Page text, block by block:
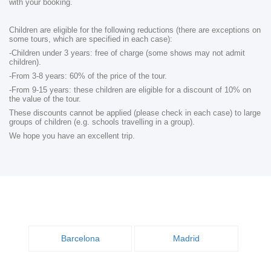
with your booking.
Children are eligible for the following reductions (there are exceptions on
some tours, which are specified in each case):
-Children under 3 years: free of charge (some shows may not admit
children).
-From 3-8 years: 60% of the price of the tour.
-From 9-15 years: these children are eligible for a discount of 10% on
the value of the tour.
These discounts cannot be applied (please check in each case) to large
groups of children (e.g. schools travelling in a group).
We hope you have an excellent trip.
Barcelona Madrid